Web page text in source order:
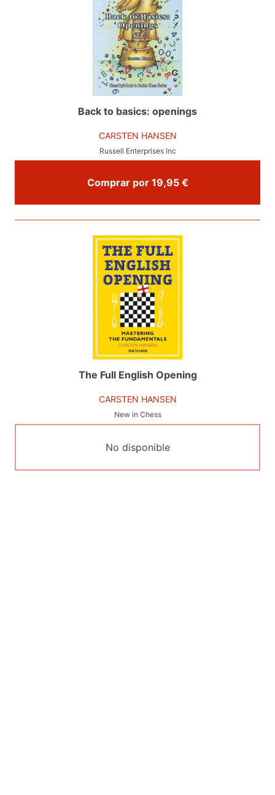
Back to basics: openings
CARSTEN HANSEN
Russell Enterprises Inc
Comprar por 19,95 €
The Full English Opening
CARSTEN HANSEN
New in Chess
No disponible